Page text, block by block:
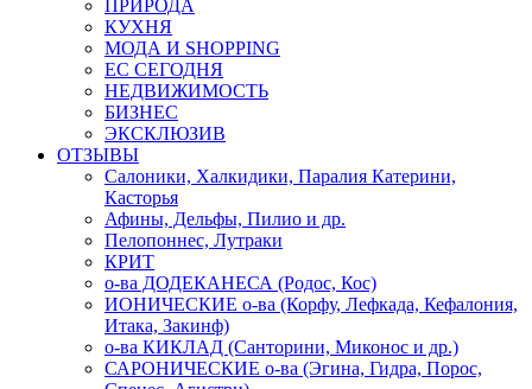
ПРИРОДА
КУХНЯ
МОДА И SHOPPING
ЕС СЕГОДНЯ
НЕДВИЖИМОСТЬ
БИЗНЕС
ЭКСКЛЮЗИВ
ОТЗЫВЫ
Салоники, Халкидики, Паралия Катерини,
Касторья
Афины, Дельфы, Пилио и др.
Пелопоннес, Лутраки
КРИТ
о-ва ДОДЕКАНЕСА (Родос, Кос)
ИОНИЧЕСКИЕ о-ва (Корфу, Лефкада, Кефалония,
Итака, Закинф)
о-ва КИКЛАД (Санторини, Миконос и др.)
САРОНИЧЕСКИЕ о-ва (Эгина, Гидра, Порос,